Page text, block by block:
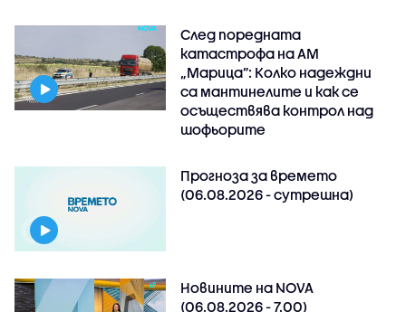
След поредната
катастрофа на АМ
„Марица”: Колко надеждни
са мантинелите и как се
осъществява контрол над
шофьорите
Прогноза за времето
(06.08.2026 - сутрешна)
Новините на NOVA
(06.08.2026 - 7.00)